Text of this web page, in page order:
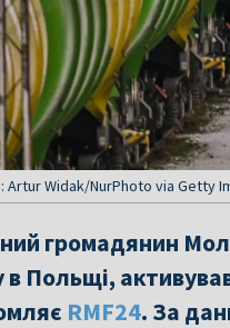
Artur Widak/NurPhoto via Getty
громадянин
в Польщі,
RMF24. За